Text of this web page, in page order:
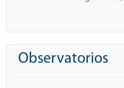
Observatorios